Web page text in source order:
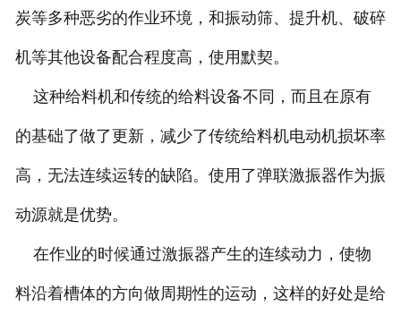
炭等多种恶劣的作业环境，和振动筛、提升机、破碎
机等其他设备配合程度高，使用默契。
这种给料机和传统的给料设备不同，而且在原有
的基础了做了更新，减少了传统给料机电动机损坏率
高，无法连续运转的缺陷。使用了弹联激振器作为振
动源就是优势。
在作业的时候通过激振器产生的连续动力，使物
料沿着槽体的方向做周期性的运动，这样的好处是给